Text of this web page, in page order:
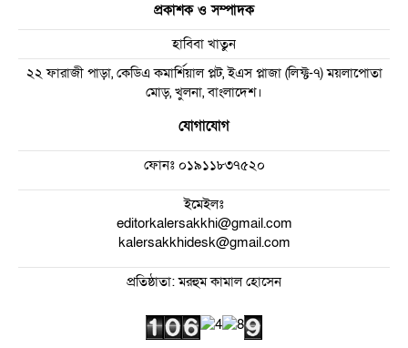
প্রকাশক ও সম্পাদক
হাবিবা খাতুন
২২ ফারাজী পাড়া, কেডিএ কমার্শিয়াল প্লট, ইএস প্লাজা (লিফ্ট-৭) ময়লাপোতা
মোড়, খুলনা, বাংলাদেশ।
যোগাযোগ
ফোনঃ০১৯১১৮৩৭৫২০
ইমেইলঃ
editorkalersakkhi@gmail.com
kalersakkhidesk@gmail.com
প্রতিষ্ঠাতা: মরহুম কামাল হোসেন